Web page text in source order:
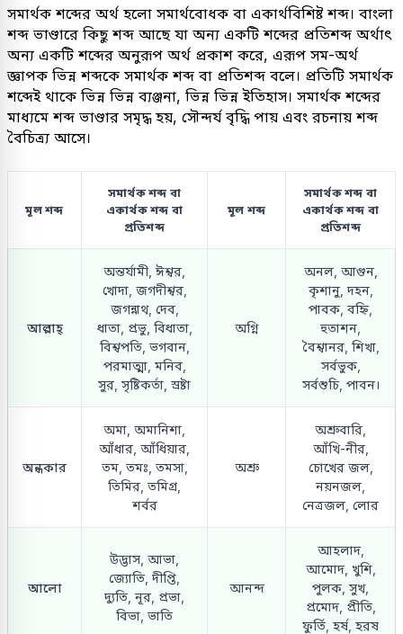
সমার্থক শব্দের অর্থ হলো সমার্থবোধক বা একার্থবিশিষ্ট শব্দ। বাংলা
শব্দ ভাণ্ডারে কিছু শব্দ আছে যা অন্য একটি শব্দের প্রতিশব্দ অর্থাৎ
অন্য একটি শব্দের অনুরূপ অর্থ প্রকাশ করে, এরূপ সম-অর্থ
জ্ঞাপক ভিন্ন শব্দকে সমার্থক শব্দ বা প্রতিশব্দ বলে। প্রতিটি সমার্থক
শব্দেই থাকে ভিন্ন ভিন্ন ব্যঞ্জনা, ভিন্ন ভিন্ন ইতিহাস। সমার্থক শব্দের
মাধ্যমে শব্দ ভাণ্ডার সমৃদ্ধ হয়, সৌন্দর্য বৃদ্ধি পায় এবং রচনায় শব্দ
বৈচিত্র্য আসে।
মূল শব্দ
সমার্থক শব্দ বা
একার্থক শব্দ বা
প্রতিশব্দ
মূল শব্দ
সমার্থক শব্দ বা
একার্থক শব্দ বা
প্রতিশব্দ
আল্লাহ্
অন্তর্যামী, ঈশ্বর,
খোদা, জগদীশ্বর,
জগন্নাথ, দেব,
ধাতা, প্রভু, বিধাতা,
বিশ্বপতি, ভগবান,
পরমাত্মা, মনিব,
সুর, সৃষ্টিকর্তা, স্রষ্টা
অগ্নি
অনল, আগুন,
কৃশানু, দহন,
পাবক, বহ্নি,
হুতাশন,
বৈশ্বানর, শিখা,
সর্বভুক,
সর্বশুচি, পাবন।
অন্ধকার
অমা, অমানিশা,
আঁধার, আঁধিয়ার,
তম, তমঃ, তমসা,
তিমির, তমিগ্র,
শর্বর
অশ্রু
অশ্রুবারি,
আঁখি-নীর,
চোখের জল,
নয়নজল,
নেত্রজল, লোর
আলো
উদ্ভাস, আভা,
জ্যোতি, দীপ্তি,
দ্যুতি, নূর, প্রভা,
বিভা, ভাতি
আনন্দ
আহলাদ,
আমোদ, খুশি,
পুলক, সুখ,
প্রমোদ, প্রীতি,
ফুর্তি, হর্ষ, হরষ